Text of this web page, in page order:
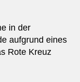
in der
aufgrund eines
Rote Kreuz